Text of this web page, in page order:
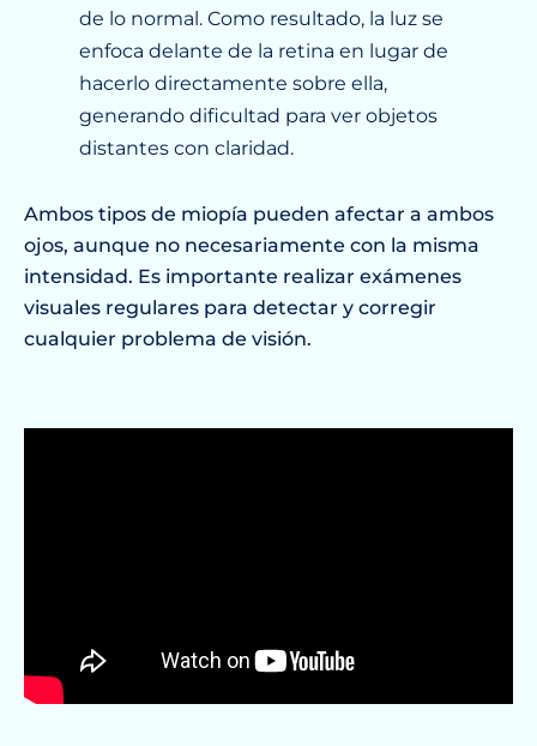
de lo normal. Como resultado, la luz se
enfoca delante de la retina en lugar de
hacerlo directamente sobre ella,
generando dificultad para ver objetos
distantes con claridad.
Ambos tipos de miopía pueden afectar a ambos
ojos, aunque no necesariamente con la misma
intensidad. Es importante realizar exámenes
visuales regulares para detectar y corregir
cualquier problema de visión.